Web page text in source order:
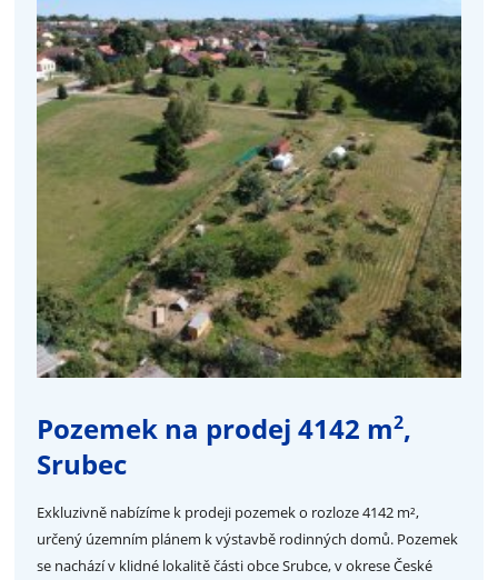
Pozemek na prodej 4142 m2,
Srubec
Exkluzivně nabízíme k prodeji pozemek o rozloze 4142 m²,
určený územním plánem k výstavbě rodinných domů. Pozemek
se nachází v klidné lokalitě části obce Srubce, v okrese České